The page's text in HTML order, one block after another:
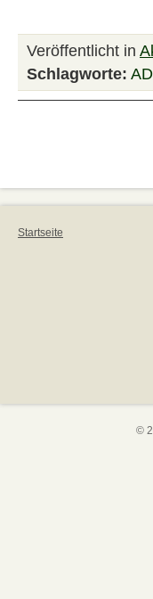
Veröffentlicht in
Schlagworte:
Startseite
©